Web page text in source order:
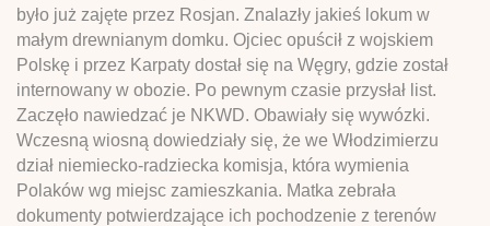
było już zajęte przez Rosjan. Znalazły jakieś lokum w
małym drewnianym domku. Ojciec opuścił z wojskiem
Polskę i przez Karpaty dostał się na Węgry, gdzie został
internowany w obozie. Po pewnym czasie przysłał list.
Zaczęło nawiedzać je NKWD. Obawiały się wywózki.
Wczesną wiosną dowiedziały się, że we Włodzimierzu
dział niemiecko-radziecka komisja, która wymienia
Polaków wg miejsc zamieszkania. Matka zebrała
dokumenty potwierdzające ich pochodzenie z terenów